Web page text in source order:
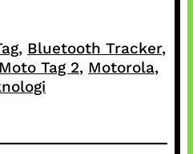
, Bluetooth Tracker ,
Moto Tag 2, Motorola ,